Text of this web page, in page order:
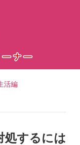
活編
処するには